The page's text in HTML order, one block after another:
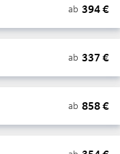
ab 394€
ab 337 €
ab 858€